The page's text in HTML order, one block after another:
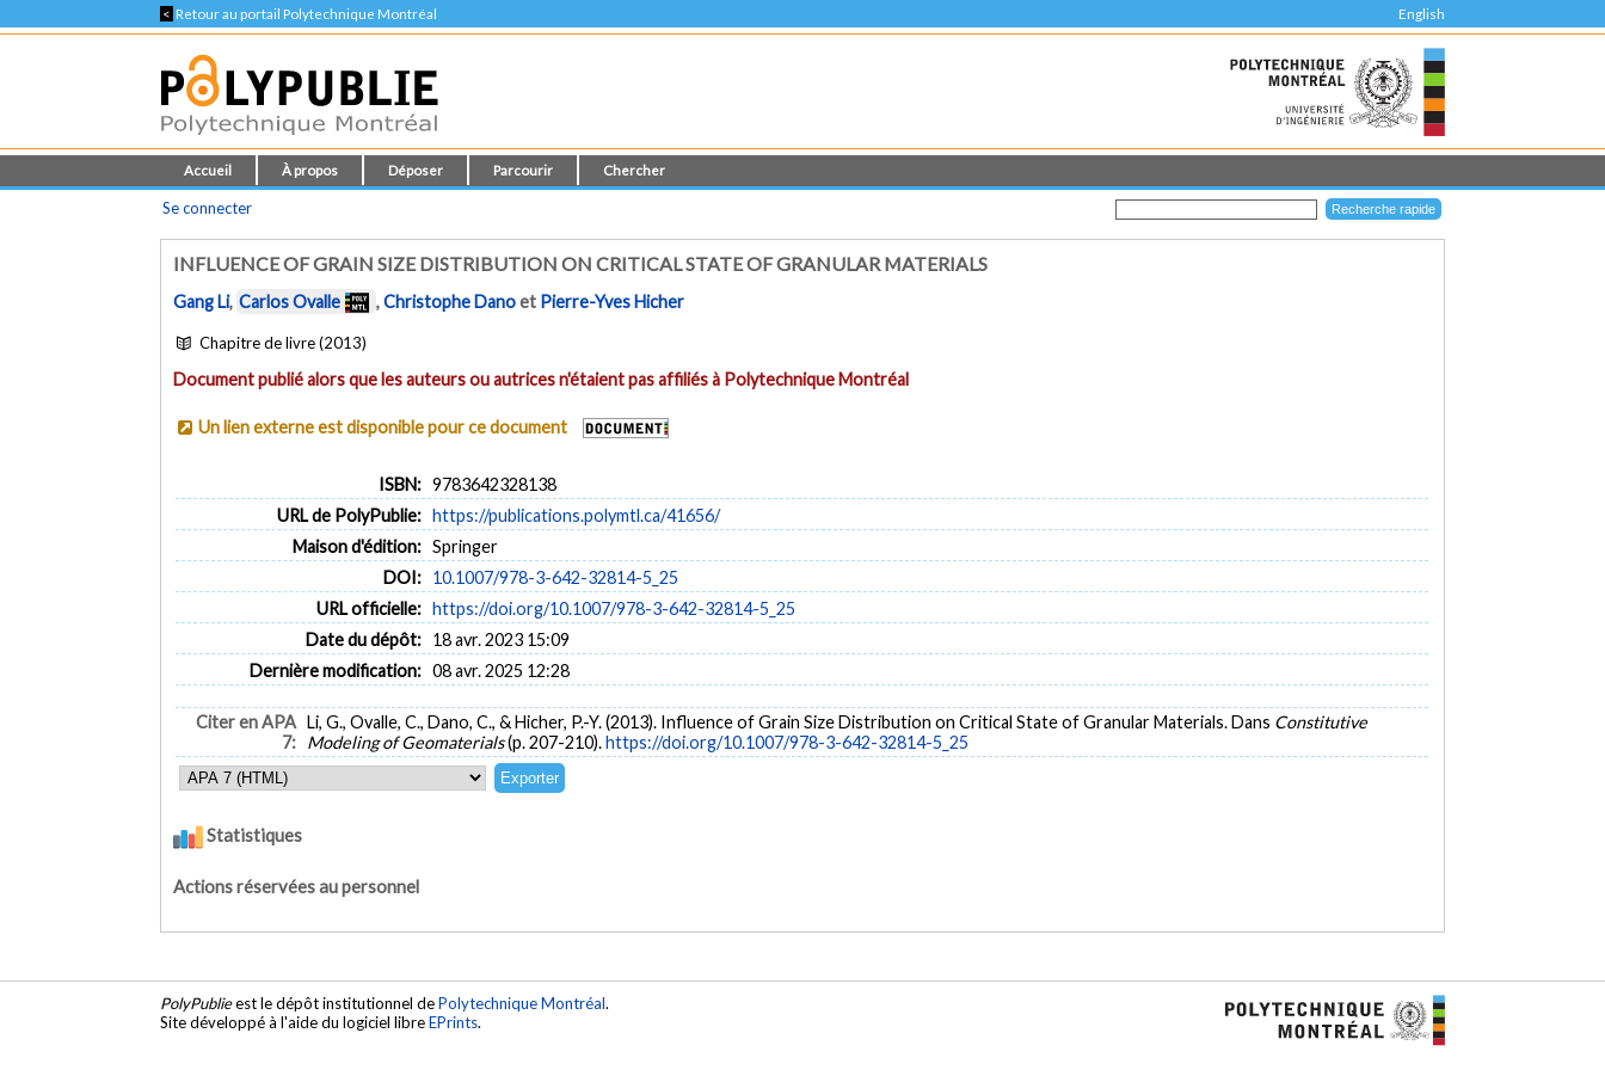
< Retour au portail Polytechnique Montréal English
Accueil À propos Déposer Parcourir Chercher
Se connecter
INFLUENCE OF GRAIN SIZE DISTRIBUTION ON CRITICAL STATE OF GRANULAR MATERIALS
Gang Li, Carlos Ovalle ,Christophe Danoet Pierre-Yves Hicher
Chapitre de livre (2013)
Document publié alors que les auteurs ou autrices n'étaient pas affiliés à Polytechnique Montréal
Un lien externe est disponible pour ce document
ISBN: 9783642328138
URL de PolyPublie: https://publications.polymtl.ca/41656/
Maison d'édition: Springer
DOI: 10.1007/978-3-642-32814-5_25
URL officielle: https://doi.org/10.1007/978-3-642-32814-5_25
Date du dépôt: 18 avr. 2023 15:09
Dernière modification: 08 avr. 2025 12:28
Citer en APA
7:
Li, G., Ovalle, C., Dano, C., & Hicher, P.-Y. (2013). Influence of Grain Size Distribution on Critical State of Granular Materials. Dans Constitutive
Modeling of Geomaterials(p. 207-210).https://doi.org/10.1007/978-3-642-32814-5_25
Statistiques
Actions réservées au personnel
PolyPublieest le dépôt institutionnel dePolytechnique Montréal.
Site développé à l'aide du logiciel libreEPrints.